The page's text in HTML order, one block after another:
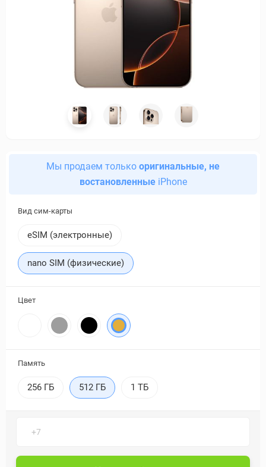
Мы продаем только оригинальные, не
востановленныеiPhone
Вид сим-карты
eSIM (электронные)
nano SIM (физические)
Цвет
Память
256 ГБ 512 ГБ 1 ТБ